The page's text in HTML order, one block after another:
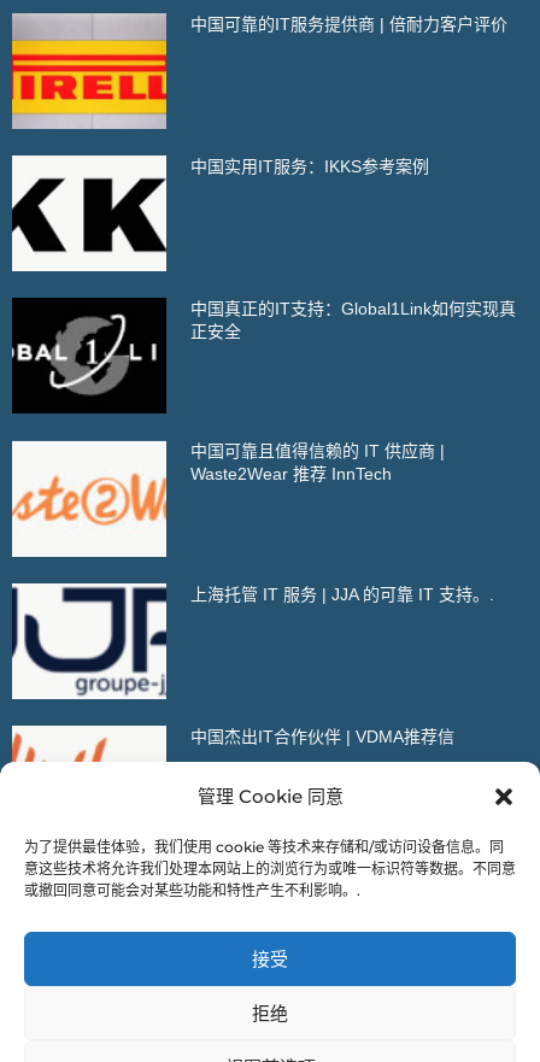
管理 Cookie 同意
为了提供最佳体验，我们使用 cookie 等技术来存储和/或访问设备信息。同
意这些技术将允许我们处理本网站上的浏览行为或唯一标识符等数据。不同意
或撤回同意可能会对某些功能和特性产生不利影响。.
接受
拒绝
中国可靠的IT服务提供商 | 倍耐力客户评价
中国实用IT服务：IKKS参考案例
中国真正的IT支持：Global1Link如何实现真
正安全
中国可靠且值得信赖的 IT 供应商 |
Waste2Wear 推荐 InnTech
上海托管 IT 服务 | JJA 的可靠 IT 支持。.
中国杰出IT合作伙伴 | VDMA推荐信
* 这是我们的移动版门户。更多内容，请在电脑浏览器中打开我们的
网站！